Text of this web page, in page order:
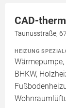
CAD-
Taunusstraße,
HEIZUNG
BHKW,